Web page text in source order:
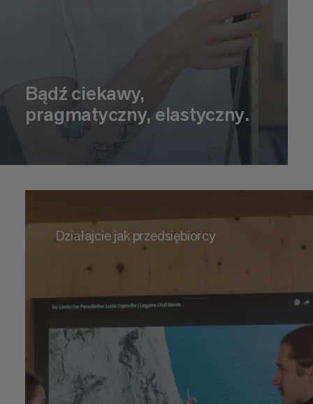
Bądź ciekawy,
pragmatyczny, elastyczny.
Działajcie jak przedsiębiorcy